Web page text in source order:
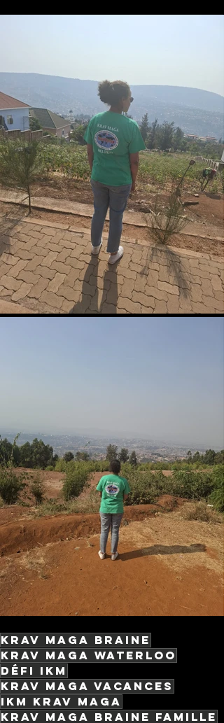
Krav Maga Braine
Krav Maga Waterloo
Défi IKM
Krav Maga vacances
IKM Krav Maga
Krav Maga Braine famille